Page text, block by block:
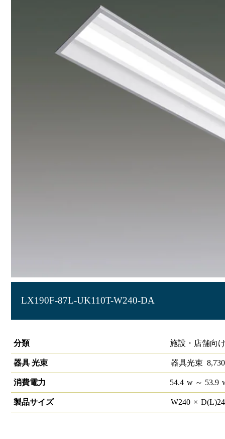
LX190F-87L-UK110T-W240-DA
分類
施設・店舗向
器具 光束 器具光束 8,730
消費電力 54.4 w～ 53.9
製品サイズ W240 × D(L)